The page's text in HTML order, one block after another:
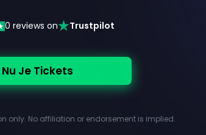
0 reviews on Trustpilot
Je Tickets
only. No affiliation or endorsement is implied.